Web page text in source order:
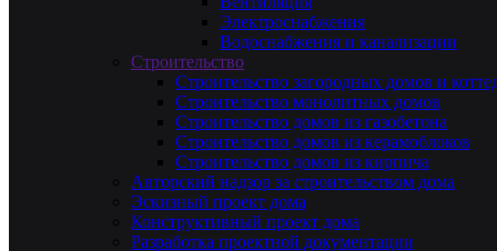
Электроснабжения
Водоснабжения и канализации
Строительство
Строительство загородных домов и
Строительство монолитных домов
Строительство домов из газобетона
Строительство домов из керамоблоков
Строительство домов из кирпича
Авторский надзор за строительством дома
Эскизный проект дома
Конструктивный проект дома
Разработка проектной документации